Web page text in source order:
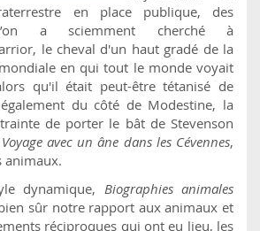
en place publique, des
a sciemment cherché à
le cheval d'un haut gradé de la
en qui tout le monde voyait
qu'il était peut-être tétanisé de
du côté de Modestine, la
de porter le bât de Stevenson
Voyage avec un âne dans les Cévennes,
animaux.
dynamique, Biographies animales
sûr notre rapport aux animaux et
réciproques qui ont eu lieu, les